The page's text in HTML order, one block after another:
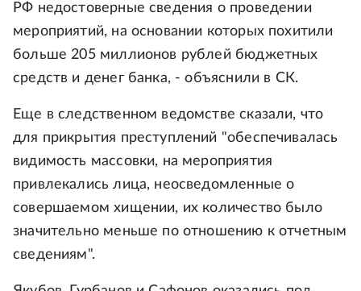
РФ недостоверные сведения о проведении
мероприятий, на основании которых похитили
больше 205 миллионов рублей бюджетных
средств и денег банка, - объяснили в СК.
Еще в следственном ведомстве сказали, что
для прикрытия преступлений "обеспечивалась
видимость массовки, на мероприятия
привлекались лица, неосведомленные о
совершаемом хищении, их количество было
значительно меньше по отношению к отчетным
сведениям".